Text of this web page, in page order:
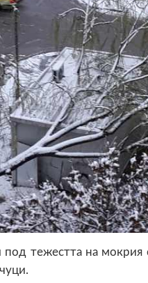
под тежестта на